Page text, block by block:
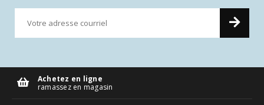
Achetez en ligne
ramassez en magasin